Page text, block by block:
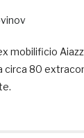
mobilificio
circa 80